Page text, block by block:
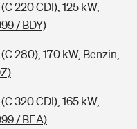
220 CDI), 125 kW,
/ BDY)
280), 170 kW, Benzin,
320 CDI), 165 kW,
/ BEA)